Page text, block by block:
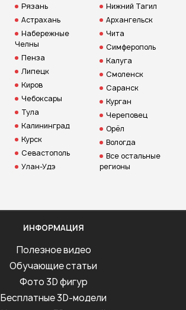
Рязань
Астрахань
Набережные
Челны
Пенза
Липецк
Киров
Чебоксары
Тула
Калининград
Курск
Севастополь
Улан-Удэ
Нижний Тагил
Архангельск
Чита
Симферополь
Калуга
Смоленск
Саранск
Курган
Череповец
Орёл
Вологда
Все остальные
регионы
ИНФОРМАЦИЯ
Полезное видео
Обучающие статьи
Фото 3D фигур
Бесплатные 3D-модели